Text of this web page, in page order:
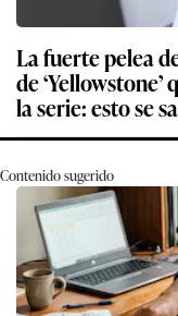
La fuerte pelea
de
la serie: esto se
Contenido sugerido